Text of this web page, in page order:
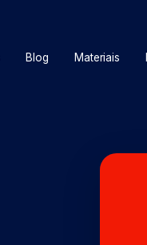
Blog Materiais